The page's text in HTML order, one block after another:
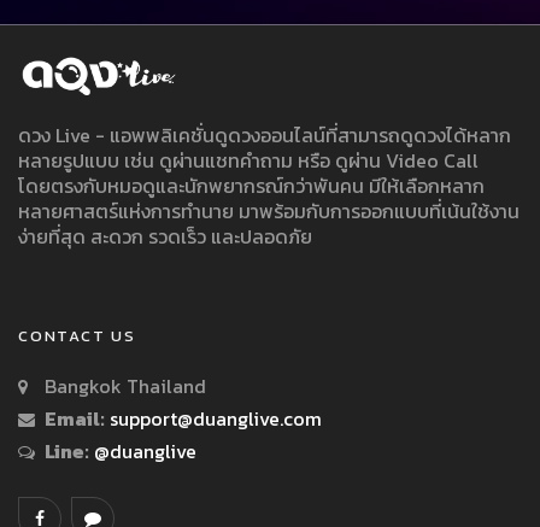
ดวง Live - แอพพลิเคชั่นดูดวงออนไลน์ที่สามารถดูดวงได้หลาก
หลายรูปแบบ เช่น ดูผ่านแชทคำถาม หรือ ดูผ่าน Video Call
โดยตรงกับหมอดูและนักพยากรณ์กว่าพันคน มีให้เลือกหลาก
หลายศาสตร์แห่งการทำนาย มาพร้อมกับการออกแบบที่เน้นใช้งาน
ง่ายที่สุด สะดวก รวดเร็ว และปลอดภัย
CONTACT US
Bangkok Thailand
Email: support@duanglive.com
Line: @duanglive